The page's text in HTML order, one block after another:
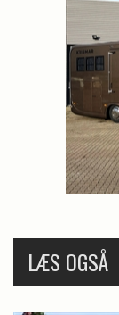
LÆS OGSÅ